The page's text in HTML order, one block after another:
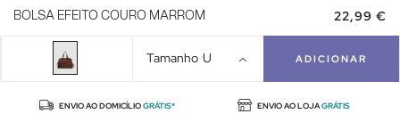
BOLSA EFEITO COURO MARROM 22,99 €
Tamanho U ADICIONAR
ENVIO AO DOMICÍLIOGRÁTIS* ENVIO AO LOJAGRÁTIS